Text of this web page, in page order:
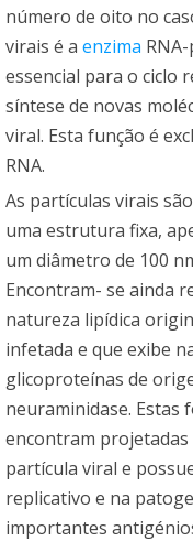
número de oito no
virais é a enzima
essencial para o ciclo
síntese de novas
viral. Esta função é
RNA.
As partículas virais
uma estrutura fixa,
um diâmetro de 100
Encontram- se ainda
natureza lipídica
infetada e que exibe
glicoproteínas de
neuraminidase. Estas
encontram projetadas
partícula viral e
replicativo e na
importantes